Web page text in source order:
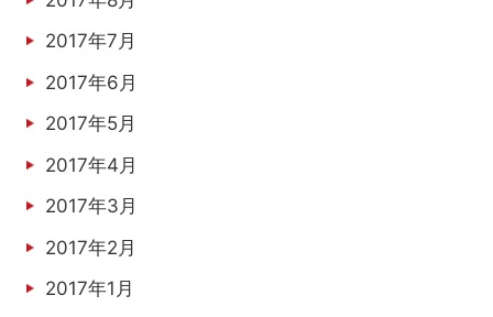
2017年7月
2017年6月
2017年5月
2017年4月
2017年3月
2017年2月
2017年1月